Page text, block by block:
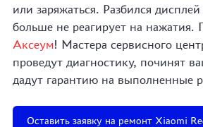
или заряжаться. Разбился
больше не реагирует на нажатия.
Аксеум! Мастера сервисного
проведут диагностику, починят
дадут гарантию на выполненные
Оставить заявку на ремонт Xiaomi